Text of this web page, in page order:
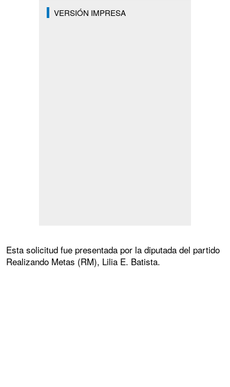
VERSIÓN IMPRESA
Esta solicitud fue presentada por la diputada del partido
Realizando Metas (RM), Lilia E. Batista.